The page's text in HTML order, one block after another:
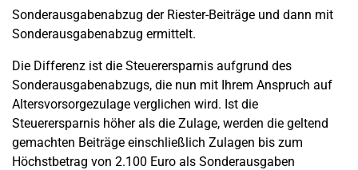
Sonderausgabenabzug der Riester-Beiträge und dann mit
Sonderausgabenabzug ermittelt.
Die Differenz ist die Steuerersparnis aufgrund des
Sonderausgabenabzugs, die nun mit Ihrem Anspruch auf
Altersvorsorgezulage verglichen wird. Ist die
Steuerersparnis höher als die Zulage, werden die geltend
gemachten Beiträge einschließlich Zulagen bis zum
Höchstbetrag von 2.100 Euro als Sonderausgaben